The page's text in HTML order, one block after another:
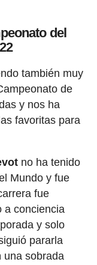
del
también muy
de
y nos ha
favoritas para
no ha tenido
Mundo y fue
fue
a conciencia
y solo
pararla
una sobrada